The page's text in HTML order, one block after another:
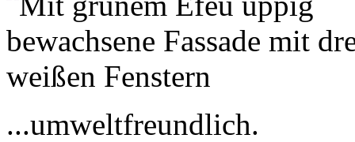
...umweltfreundlich.